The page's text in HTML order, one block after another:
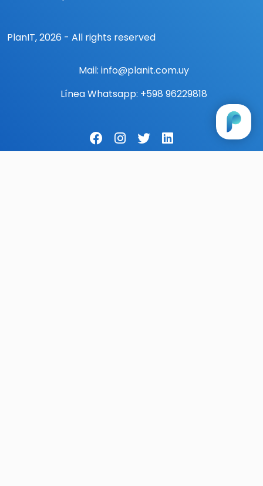
PlanIT, 2026 - All rights reserved
Mail: info@planit.com.uy
Línea Whatsapp: +598 96229818